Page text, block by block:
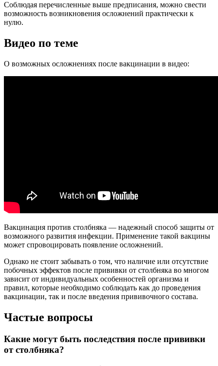
Соблюдая перечисленные выше предписания, можно свести
возможность возникновения осложнений практически к
нулю.
Видео по теме
О возможных осложнениях после вакцинации в видео:
Вакцинация против столбняка — надежный способ защиты от
возможного развития инфекции. Применение такой вакцины
может спровоцировать появление осложнений.
Однако не стоит забывать о том, что наличие или отсутствие
побочных эффектов после прививки от столбняка во многом
зависит от индивидуальных особенностей организма и
правил, которые необходимо соблюдать как до проведения
вакцинации, так и после введения прививочного состава.
Частые вопросы
Какие могут быть последствия после прививки
от столбняка?